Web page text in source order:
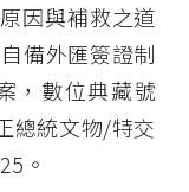
因與補救之道
備外匯簽證制
，數位典藏號
總統文物/特交
。